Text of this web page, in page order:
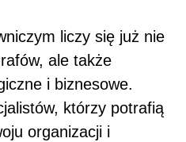
liczy się już nie
ale także
i biznesowe.
którzy potrafią
organizacji i